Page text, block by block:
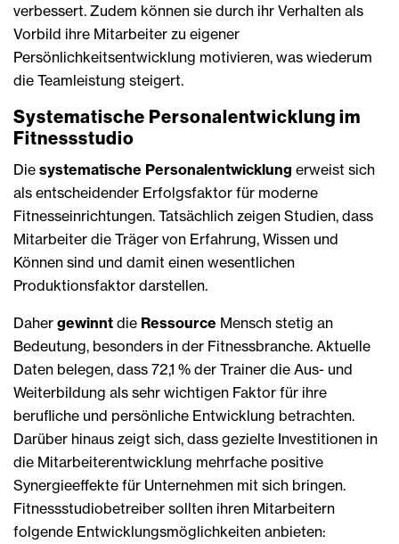
verbessert. Zudem können sie durch ihr Verhalten als
Vorbild ihre Mitarbeiter zu eigener
Persönlichkeitsentwicklung motivieren, was wiederum
die Teamleistung steigert.
Systematische Personalentwicklung im
Fitnessstudio
Die systematische Personalentwicklung erweist sich
als entscheidender Erfolgsfaktor für moderne
Fitnesseinrichtungen. Tatsächlich zeigen Studien, dass
Mitarbeiter die Träger von Erfahrung, Wissen und
Können sind und damit einen wesentlichen
Produktionsfaktor darstellen.
Daher gewinnt die Ressource Mensch stetig an
Bedeutung, besonders in der Fitnessbranche. Aktuelle
Daten belegen, dass 72,1 % der Trainer die Aus- und
Weiterbildung als sehr wichtigen Faktor für ihre
berufliche und persönliche Entwicklung betrachten.
Darüber hinaus zeigt sich, dass gezielte Investitionen in
die Mitarbeiterentwicklung mehrfache positive
Synergieeffekte für Unternehmen mit sich bringen.
Fitnessstudiobetreiber sollten ihren Mitarbeitern
folgende Entwicklungsmöglichkeiten anbieten: